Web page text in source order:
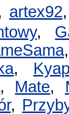
artex92
,
,
, Mate,
,